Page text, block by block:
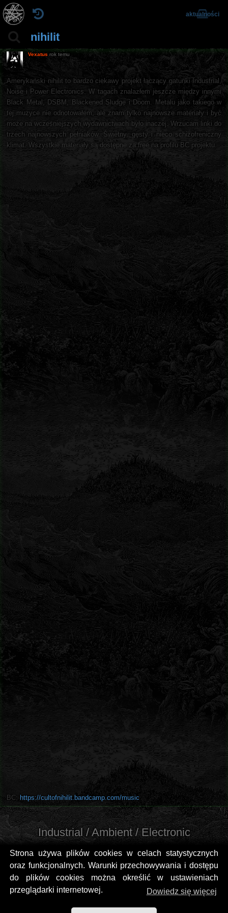
Strona używa plików cookies w celach statystycznych
oraz funkcjonalnych. Warunki przechowywania i dostępu
do plików cookies można określić w ustawieniach
przeglądarki internetowej.
Dowiedz się więcej
nihilit
aktualności
Vexatus rok temu
Amerykański nihilit to bardzo ciekawy projekt łączący gatunki Industrial,
Noise i Power Electronics. W tagach znalazłem jeszcze między innymi
Black Metal, DSBM, Blackened Sludge i Doom. Metalu jako takiego w
tej muzyce nie odnotowałem, ale znam tylko najnowsze materiały i być
może na wcześniejszych wydawnictwach było inaczej. Wrzucam linki do
trzech najnowszych pełniaków. Świetny, gęsty i nieco schizofreniczny
klimat. Wszystkie materiały są dostępne za free na profilu BC projektu.
BC: https://cultofnihilit.bandcamp.com/music
Industrial / Ambient / Electronic